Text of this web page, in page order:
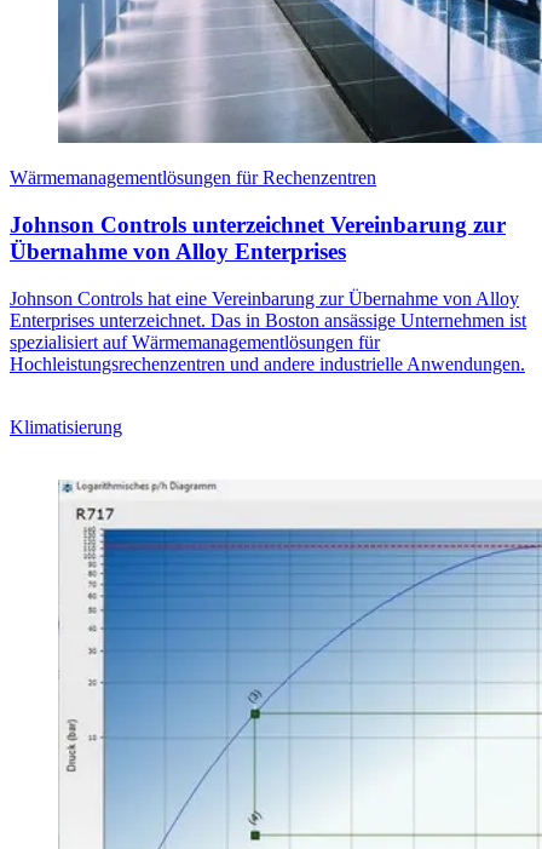
Wärmemanagementlösungen für Rechenzentren
Johnson Controls unterzeichnet Vereinbarung zur
Übernahme von Alloy Enterprises
Johnson Controls hat eine Vereinbarung zur Übernahme von Alloy
Enterprises unterzeichnet. Das in Boston ansässige Unternehmen ist
spezialisiert auf Wärmemanagementlösungen für
Hochleistungsrechenzentren und andere industrielle Anwendungen.
Klimatisierung